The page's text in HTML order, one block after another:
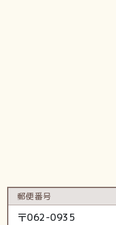
郵便番号
〒062-0935